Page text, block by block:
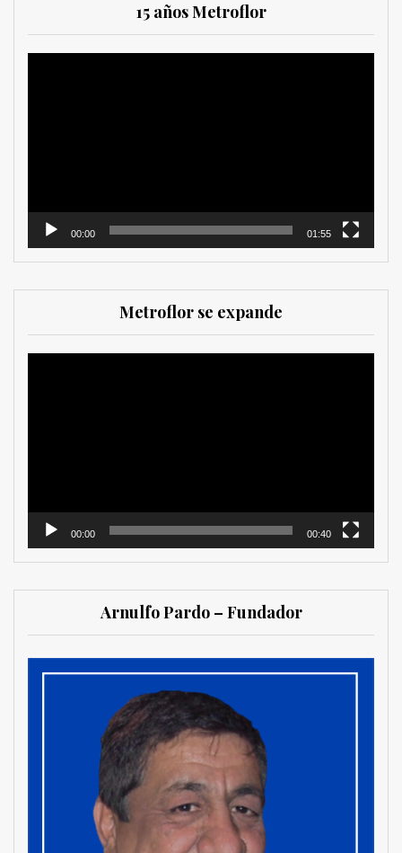
15 años Metroflor
00:00 01:55
Metroflor se expande
00:00 00:40
Arnulfo Pardo – Fundador